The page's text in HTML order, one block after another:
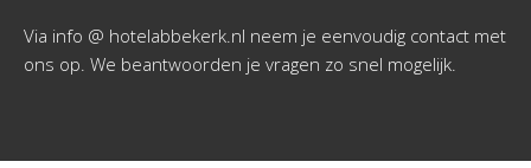
Via info @ hotelabbekerk.nl neem je eenvoudig contact met
ons op. We beantwoorden je vragen zo snel mogelijk.